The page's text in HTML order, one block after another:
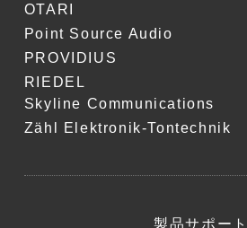
OTARI
Point Source Audio
PROVIDIUS
RIEDEL
Skyline Communications
Zähl Elektronik-Tontechnik
製品サポート